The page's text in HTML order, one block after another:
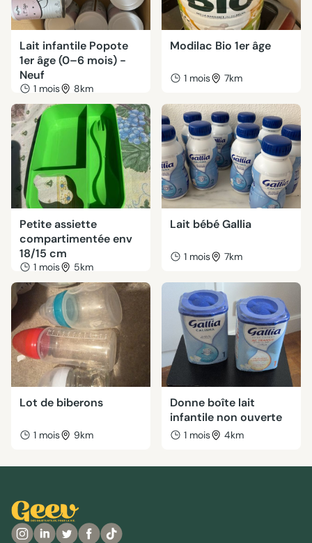
Lait infantile Popote
1er âge (0–6 mois) -
Neuf
1 mois 8km
Modilac Bio 1er âge
1 mois 7km
Petite assiette
compartimentée env
18/15 cm
1 mois 5km
Lait bébé Gallia
1 mois 7km
Lot de biberons
1 mois 9km
Donne boîte lait
infantile non ouverte
1 mois 4km